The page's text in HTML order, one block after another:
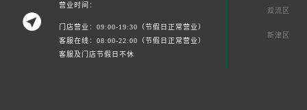

营业时间：
门店营业：09:00-19:30（节假日正常营业）
客服在线：08:00-22:00（节假日正常营业）
客服及门店节假日不休
双流区
新津区